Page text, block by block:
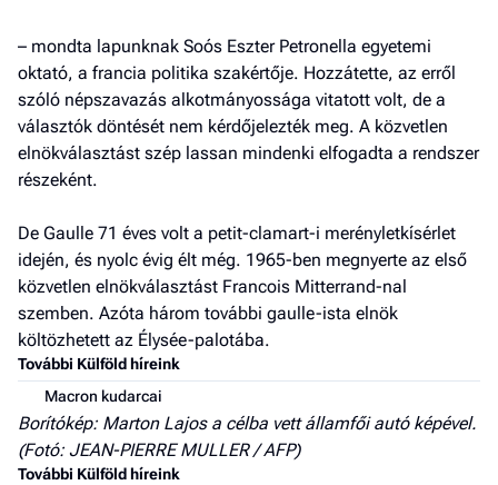
– mondta lapunknak Soós Eszter Petronella egyetemi
oktató, a francia politika szakértője. Hozzátette, az erről
szóló népszavazás alkotmányossága vitatott volt, de a
választók döntését nem kérdőjelezték meg. A közvetlen
elnökválasztást szép lassan mindenki elfogadta a rendszer
részeként.
De Gaulle 71 éves volt a petit-clamart-i merényletkísérlet
idején, és nyolc évig élt még. 1965-ben megnyerte az első
közvetlen elnökválasztást Francois Mitterrand-nal
szemben. Azóta három további gaulle-ista elnök
költözhetett az Élysée-palotába.
További Külföld híreink
Macron kudarcai
Borítókép: Marton Lajos a célba vett államfői autó képével.
(Fotó: JEAN-PIERRE MULLER / AFP)
További Külföld híreink